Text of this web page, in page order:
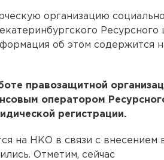
организацию
Ресурсного
об этом содержится
правозащитной
оператором
регистрации.
на НКО в связи с внесением
Отметим, сейчас